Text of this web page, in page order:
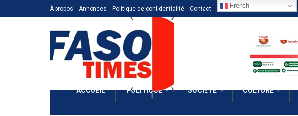
À propos Annonces Politique de confidentialité Contact French
ACCUEIL POLITIQUE SOCIÉTÉ CULTURE